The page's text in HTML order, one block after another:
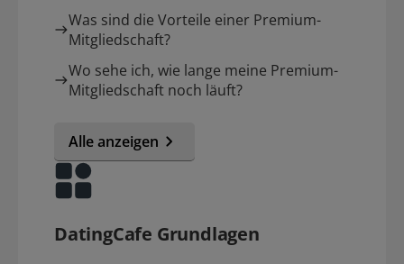
Was sind die Vorteile einer Premium-
Mitgliedschaft?
Wo sehe ich, wie lange meine Premium-
Mitgliedschaft noch läuft?
Alle anzeigen
DatingCafe Grundlagen